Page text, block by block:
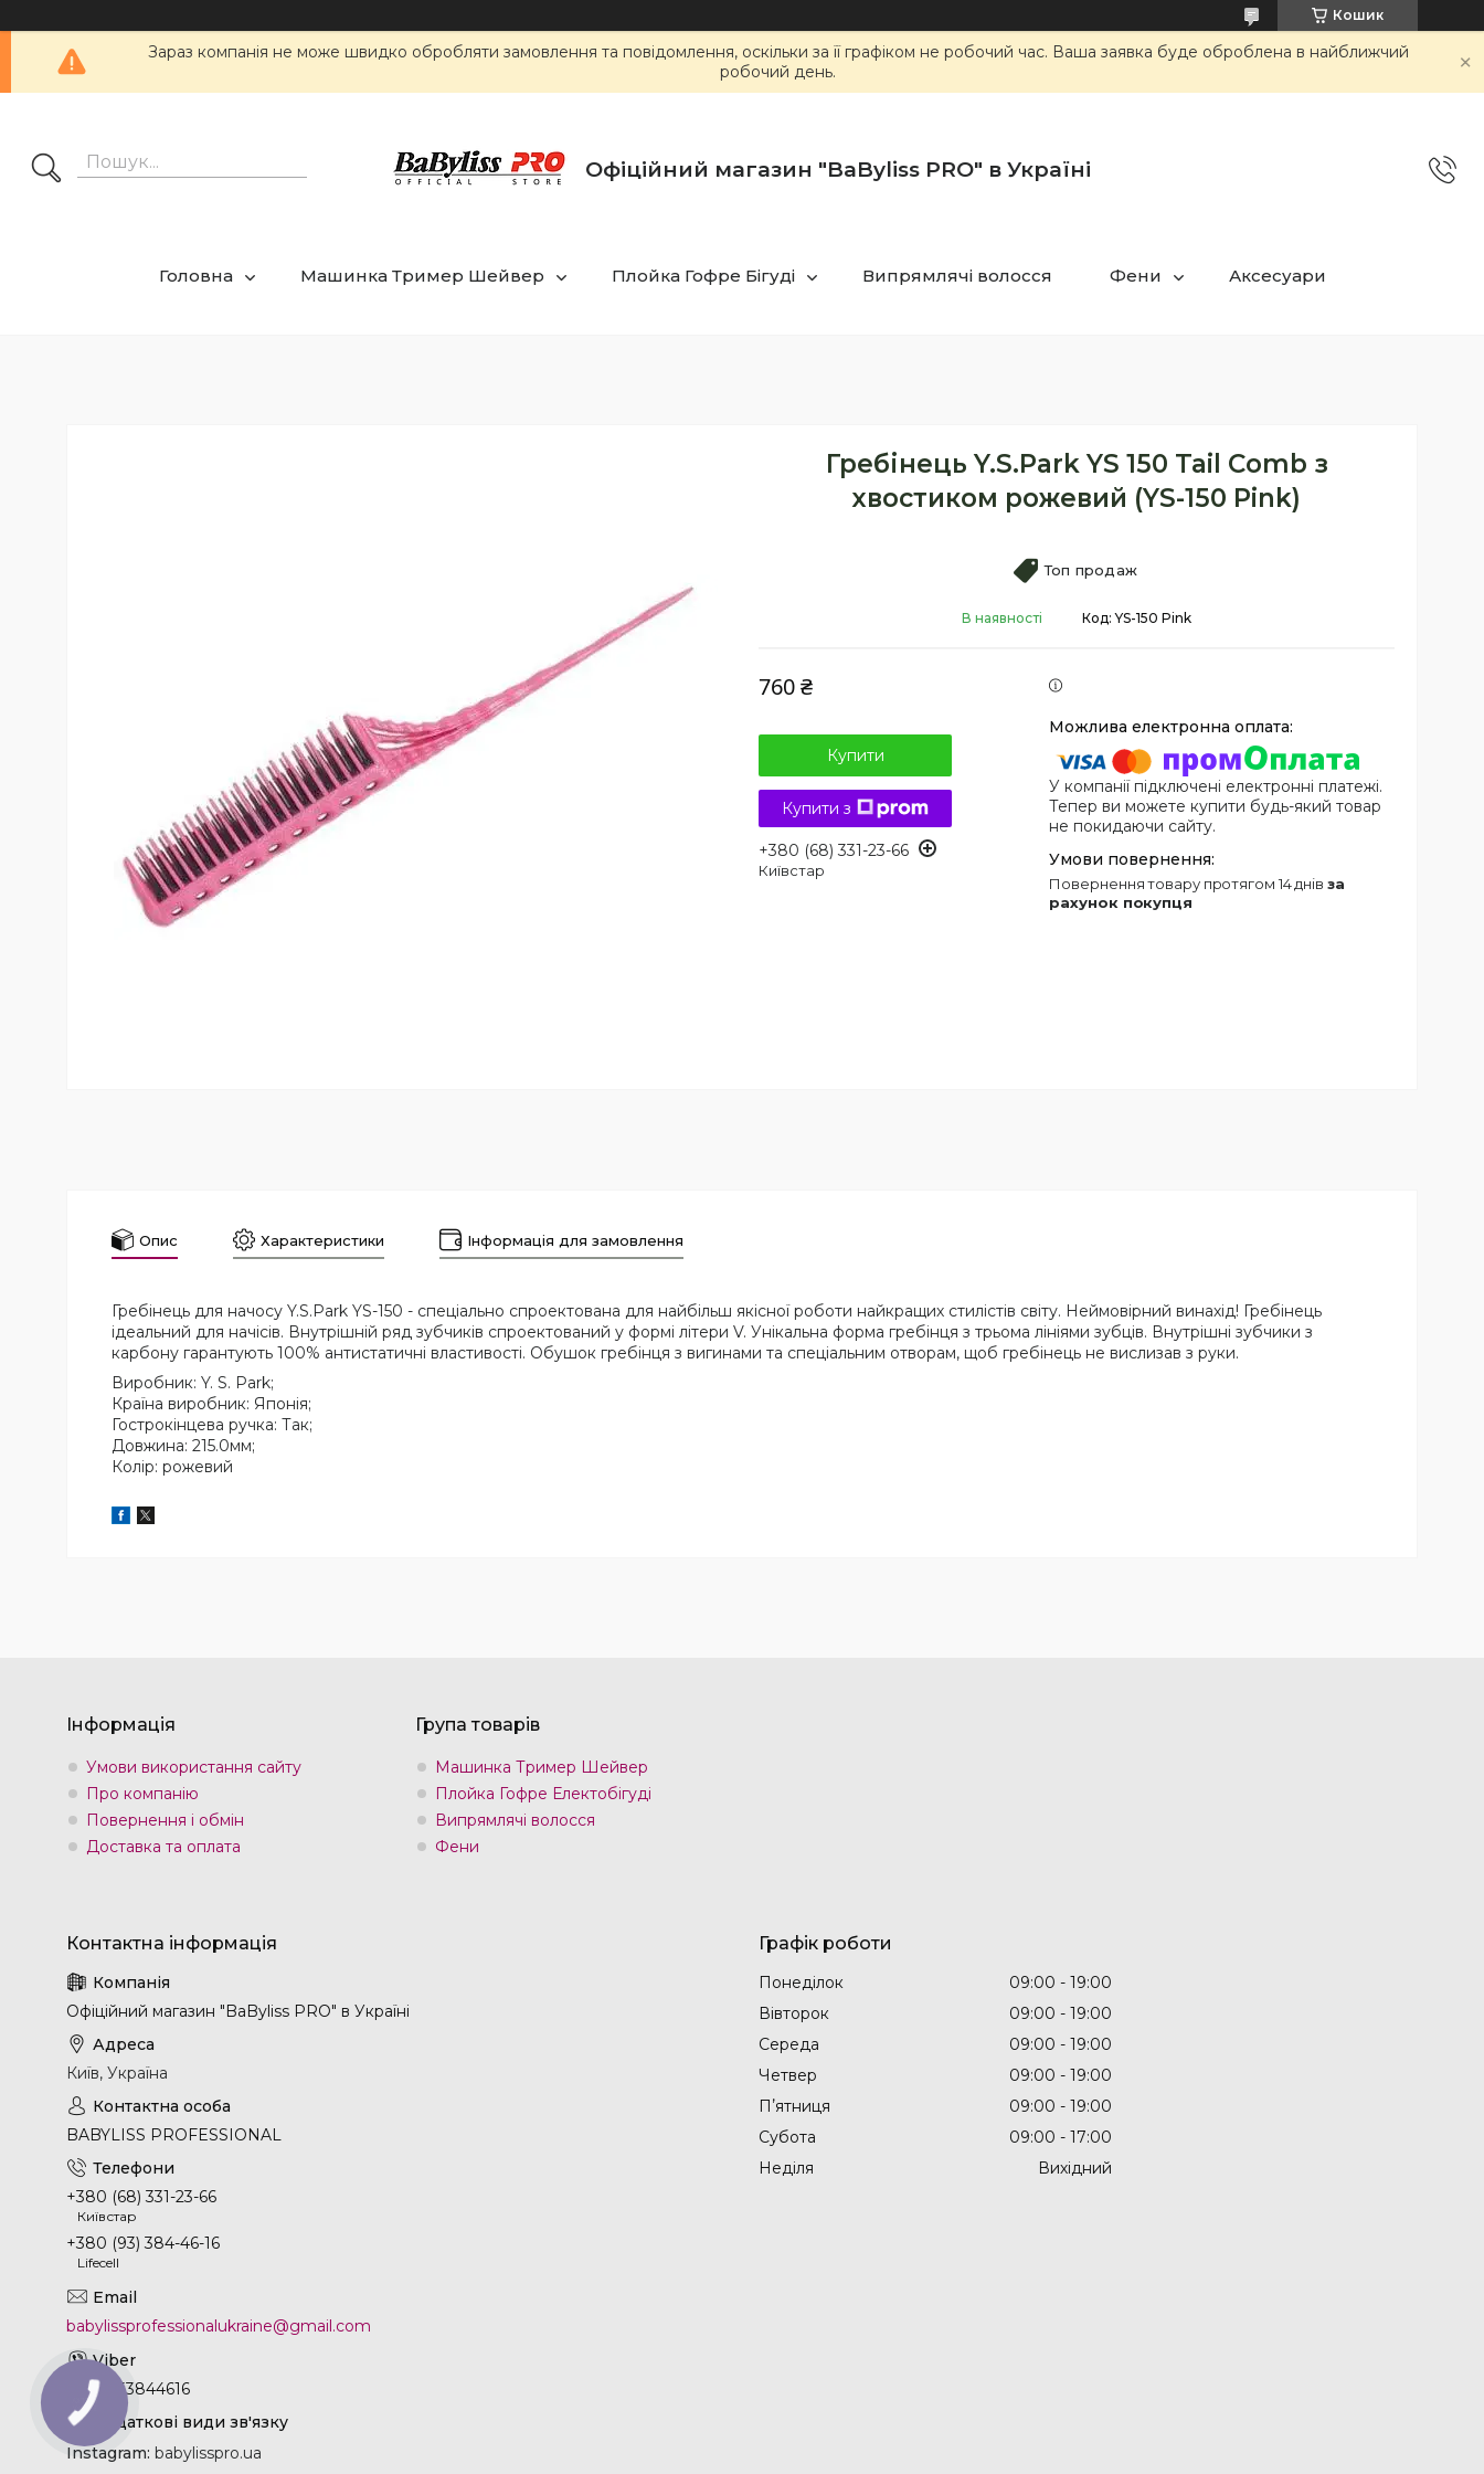
Кошик
Зараз компанія не може швидко обробляти замовлення та повідомлення, оскільки за її графіком не робочий час. Ваша заявка буде оброблена в найближчий
робочий день.
Офіційний магазин "BaByliss PRO" в Україні
Головна Машинка Тример Шейвер Плойка Гофре Бігуді Випрямлячі волосся Фени Аксесуари
Гребінець Y.S.Park YS 150 Tail Comb з
хвостиком рожевий (YS-150 Pink)
Топ продаж
В наявності Код:YS-150 Pink
760 ₴
Купити
Купити з
+380 (68) 331-23-66
Київстар
У компанії підключені електронні платежі.
Тепер ви можете купити будь-який товар
не покидаючи сайту.
повернення товару протягом 14 днів за
рахунок покупця
Опис Характеристики Інформація для замовлення
Гребінець для начосу Y.S.Park YS-150 - спеціально спроектована для найбільш якісної роботи найкращих стилістів світу. Неймовірний винахід! Гребінець
ідеальний для начісів. Внутрішній ряд зубчиків спроектований у формі літери V. Унікальна форма гребінця з трьома лініями зубців. Внутрішні зубчики з
карбону гарантують 100% антистатичні властивості. Обушок гребінця з вигинами та спеціальним отворам, щоб гребінець не вислизав з руки.
Виробник: Y. S. Park;
Країна виробник: Японія;
Гострокінцева ручка: Так;
Довжина: 215.0мм;
Колір: рожевий
Інформація
Умови використання сайту
Про компанію
Повернення і обмін
Доставка та оплата
Група товарів
Машинка Тример Шейвер
Плойка Гофре Електобігуді
Випрямлячі волосся
Фени
Офіційний магазин "BaByliss PRO" в Україні
Київ, Україна
BABYLISS PROFESSIONAL
+380 (68) 331-23-66
Київстар
+380 (93) 384-46-16
Lifecell
babylissprofessionalukraine@gmail.com
+380933844616
Instagram babylisspro.ua
Графік роботи
Понеділок 09:00
19:00
Вівторок
09:00
19:00
Середа
09:00
19:00
Четвер
09:00
19:00
Пʼятниця
09:00
19:00
Субота
09:00
17:00
Неділя
Вихідний
КНОПКА
ЗВ'ЯЗКУ